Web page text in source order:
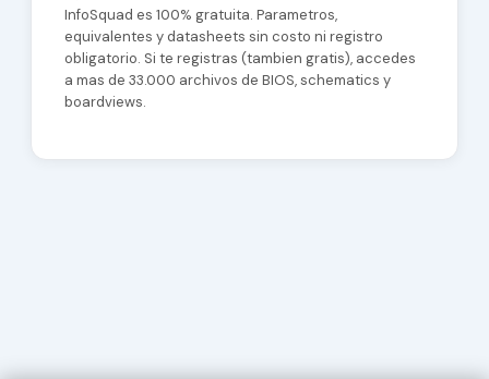
InfoSquad es 100% gratuita. Parametros,
equivalentes y datasheets sin costo ni registro
obligatorio. Si te registras (tambien gratis), accedes
a mas de 33.000 archivos de BIOS, schematics y
boardviews.